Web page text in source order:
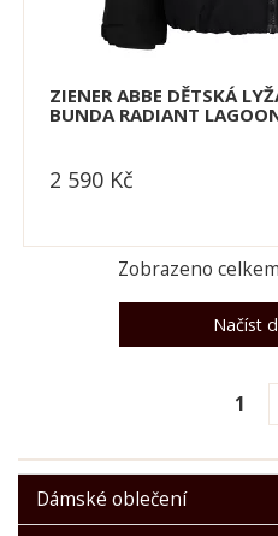
ZIENER ABBE DĚTSKÁ
BUNDA RADIANT
2 590 Kč
Zobrazeno celkem
1
Dámské oblečení